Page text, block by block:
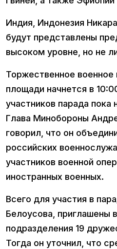
Индия, Индонезия
будут представлены
высоком уровне, но не
Торжественное военное
площади начнется в
участников парада пока
Глава Минобороны
говорил, что он
российских
участников военной
иностранных военных.
Всего для участия в
Белоусова, приглашены
подразделения 19
Тогда он уточнил, что